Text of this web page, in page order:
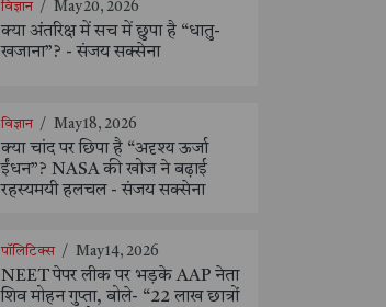
विज्ञान / May 20, 2026
क्या अंतरिक्ष में सच में छुपा है “धातु-
खजाना”? - संजय सक्सेना
विज्ञान / May 18, 2026
क्या चांद पर छिपा है “अदृश्य ऊर्जा
ईंधन”? NASA की खोज ने बढ़ाई
रहस्यमयी हलचल - संजय सक्सेना
पॉलिटिक्स / May 14, 2026
NEET पेपर लीक पर भड़के AAP नेता
शिव मोहन गुप्ता, बोले- “22 लाख छात्रों